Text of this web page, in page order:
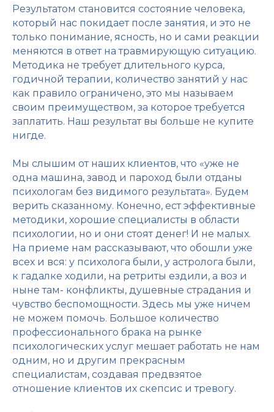
Результатом становится состояние человека,
который нас покидает после занятия, и это не
только понимание, ясность, но и сами реакции
меняются в ответ на травмирующую ситуацию.
Методика не требует длительного курса,
годичной терапии, количество занятий у нас
как правило ограничено, это мы называем
своим преимуществом, за которое требуется
заплатить. Наш результат вы больше не купите
нигде.
Мы слышим от наших клиентов, что «уже не
одна машина, завод и пароход были отданы
психологам без видимого результата». Будем
верить сказанному. Конечно, ест эффективные
методики, хорошие специалисты в области
психологии, но и они стоят денег! И не малых.
На приеме нам рассказывают, что обошли уже
всех и вся: у психолога были, у астролога были,
к гадалке ходили, на ретриты ездили, а воз и
ныне там- конфликты, душевные страдания и
чувство беспомощности. Здесь мы уже ничем
не можем помочь. Большое количество
профессионального брака на рынке
психологических услуг мешает работать не нам
одним, но и другим прекрасным
специалистам, создавая предвзятое
отношение клиентов их скепсис и тревогу.